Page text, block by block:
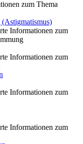
zum Thema
Informationen zum
Informationen zum
Informationen zum
Informationen zum